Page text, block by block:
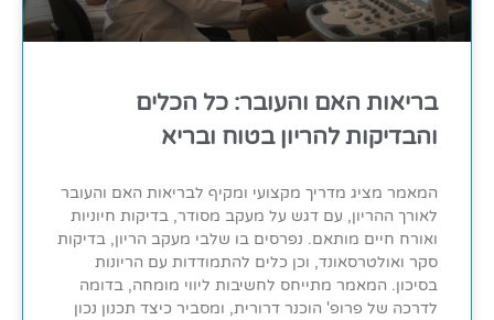
בריאות האם והעובר: כל הכלים
והבדיקות להריון בטוח ובריא
המאמר מציג מדריך מקצועי ומקיף לבריאות האם והעובר
לאורך ההריון, עם דגש על מעקב מסודר, בדיקות חיוניות
ואורח חיים מותאם. נפרסים בו שלבי מעקב הריון, בדיקות
סקר ואולטרסאונד, וכן כלים להתמודדות עם הריונות
בסיכון. המאמר מתייחס לחשיבות ליווי מומחה, בדומה
לדרכה של פרופ' הוכנר דרורית, ומסביר כיצד תכנון נכון